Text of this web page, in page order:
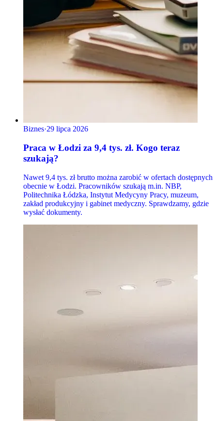
Biznes·29 lipca 2026
Praca w Łodzi za 9,4 tys. zł. Kogo teraz
szukają?
Nawet 9,4 tys. zł brutto można zarobić w ofertach dostępnych
obecnie w Łodzi. Pracowników szukają m.in. NBP,
Politechnika Łódzka, Instytut Medycyny Pracy, muzeum,
zakład produkcyjny i gabinet medyczny. Sprawdzamy, gdzie
wysłać dokumenty.